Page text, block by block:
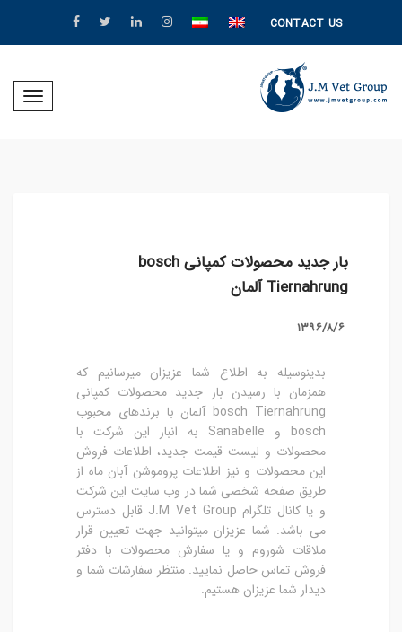
CONTACT US
بار جدید محصولات کمپانی bosch
Tiernahrung آلمان
۱۳۹۶/۸/۶
بدینوسیله به اطلاع شما عزیزان میرسانیم که
همزمان با رسیدن بار جدید محصولات کمپانی
bosch Tiernahrung آلمان با برندهای محبوب
bosch و Sanabelle به انبار این شرکت با
محصولات و لیست قیمت جدید، اطلاعات فروش
این محصولات و نیز اطلاعات پروموشن آبان ماه از
طریق صفحه شخصی شما در وب سایت این شرکت
و یا کانال تلگرام J.M Vet Group قابل دسترس
می باشد. شما عزیزان میتوانید جهت تعیین قرار
ملاقات شوروم و یا سفارش محصولات با دفتر
فروش تماس حاصل نمایید. منتظر سفارشات شما و
دیدار شما عزیزان هستیم.‌